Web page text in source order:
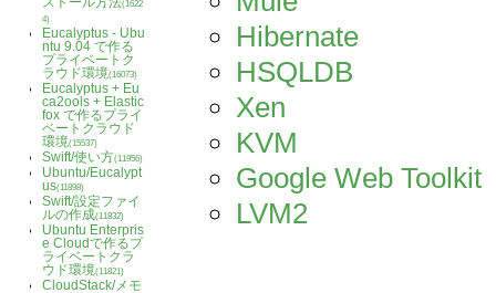
(1622
4)
Eucalyptus - Ubu
ntu 9.04 で作る
プライベートク
ラウド環境(16073)
Eucalyptus + Eu
ca2ools + Elastic
fox で作るプライ
ベートクラウド
環境(15537)
Swift/使い方(11956)
Ubuntu/Eucalypt
us(11898)
Swift/設定ファイ
ルの作成(11832)
Ubuntu Enterpris
e Cloudで作るプ
ライベートクラ
ウド環境(11821)
CloudStack/メモ
Hibernate
HSQLDB
Xen
KVM
Google Web Toolkit
LVM2